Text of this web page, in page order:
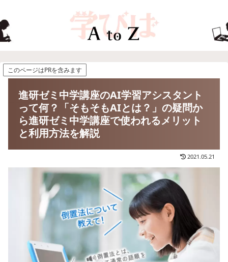
このページはPRを含みます
進研ゼミ中学講座のAI学習アシスタント
って何？「そもそもAIとは？」の疑問か
ら進研ゼミ中学講座で使われるメリット
と利用方法を解説
2021.05.21